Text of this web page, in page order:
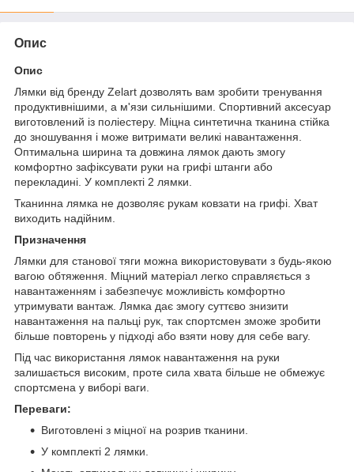
Опис
Опис
Лямки від бренду Zelart дозволять вам зробити тренування
продуктивнішими, а м'язи сильнішими. Спортивний аксесуар
виготовлений із поліестеру. Міцна синтетична тканина стійка
до зношування і може витримати великі навантаження.
Оптимальна ширина та довжина лямок дають змогу
комфортно зафіксувати руки на грифі штанги або
перекладині. У комплекті 2 лямки.
Тканинна лямка не дозволяє рукам ковзати на грифі. Хват
виходить надійним.
Призначення
Лямки для станової тяги можна використовувати з будь-якою
вагою обтяження. Міцний матеріал легко справляється з
навантаженням і забезпечує можливість комфортно
утримувати вантаж. Лямка дає змогу суттєво знизити
навантаження на пальці рук, так спортсмен зможе зробити
більше повторень у підході або взяти нову для себе вагу.
Під час використання лямок навантаження на руки
залишається високим, проте сила хвата більше не обмежує
спортсмена у виборі ваги.
Переваги:
Виготовлені з міцної на розрив тканини.
У комплекті 2 лямки.